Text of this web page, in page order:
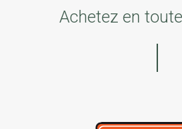
Achetez en